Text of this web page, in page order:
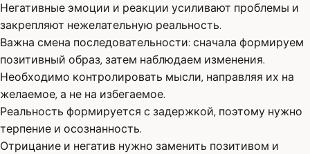
Негативные эмоции и реакции усиливают проблемы и
закрепляют нежелательную реальность.
Важна смена последовательности: сначала формируем
позитивный образ, затем наблюдаем изменения.
Необходимо контролировать мысли, направляя их на
желаемое, а не на избегаемое.
Реальность формируется с задержкой, поэтому нужно
терпение и осознанность.
Отрицание и негатив нужно заменить позитивом и